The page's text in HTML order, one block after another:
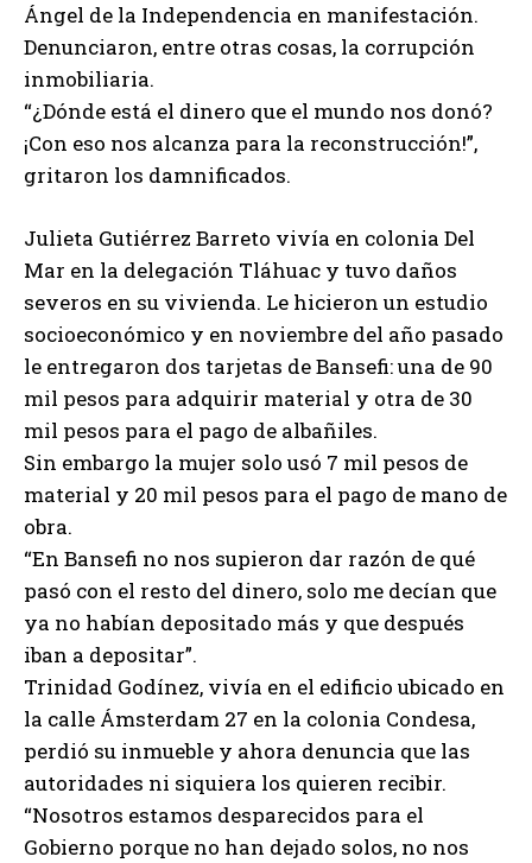
Ángel de la Independencia en manifestación.
Denunciaron, entre otras cosas, la corrupción
inmobiliaria.
“¿Dónde está el dinero que el mundo nos donó?
¡Con eso nos alcanza para la reconstrucción!”,
gritaron los damnificados.
Julieta Gutiérrez Barreto vivía en colonia Del
Mar en la delegación Tláhuac y tuvo daños
severos en su vivienda. Le hicieron un estudio
socioeconómico y en noviembre del año pasado
le entregaron dos tarjetas de Bansefi: una de 90
mil pesos para adquirir material y otra de 30
mil pesos para el pago de albañiles.
Sin embargo la mujer solo usó 7 mil pesos de
material y 20 mil pesos para el pago de mano de
obra.
“En Bansefi no nos supieron dar razón de qué
pasó con el resto del dinero, solo me decían que
ya no habían depositado más y que después
iban a depositar”.
Trinidad Godínez, vivía en el edificio ubicado en
la calle Ámsterdam 27 en la colonia Condesa,
perdió su inmueble y ahora denuncia que las
autoridades ni siquiera los quieren recibir.
“Nosotros estamos desparecidos para el
Gobierno porque no han dejado solos, no nos